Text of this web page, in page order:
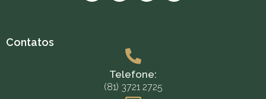
Contatos
Telefone:
(81) 3721 2725